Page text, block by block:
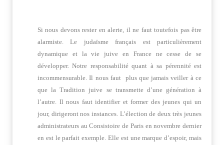
Si nous devons rester en alerte, il ne faut toutefois pas être
alarmiste. Le judaïsme français est particulièrement
dynamique et la vie juive en France ne cesse de se
développer. Notre responsabilité quant à sa pérennité est
incommensurable. Il nous faut plus que jamais veiller à ce
que la Tradition juive se transmette d’une génération à
l’autre. Il nous faut identifier et former des jeunes qui un
jour, dirigeront nos instances. L’élection de deux très jeunes
administrateurs au Consistoire de Paris en novembre dernier
en est le parfait exemple. Elle est une marque d’espoir, mais